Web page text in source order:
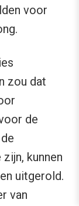
voor
zou dat
de
kunnen
uitgerold.
van